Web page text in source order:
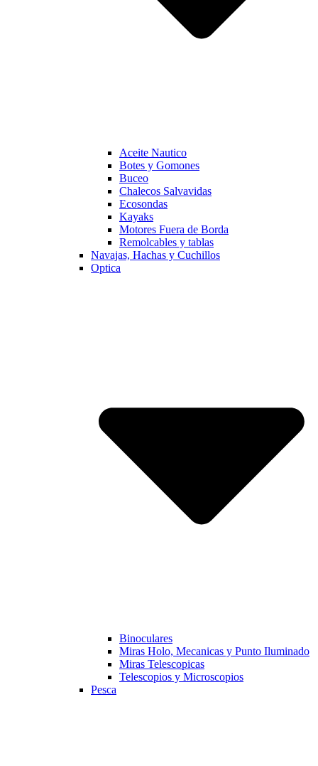
Aceite Nautico
Botes y Gomones
Buceo
Chalecos Salvavidas
Ecosondas
Kayaks
Motores Fuera de Borda
Remolcables y tablas
Navajas, Hachas y Cuchillos
Optica
Binoculares
Miras Holo, Mecanicas y Punto Iluminado
Miras Telescopicas
Telescopios y Microscopios
Pesca